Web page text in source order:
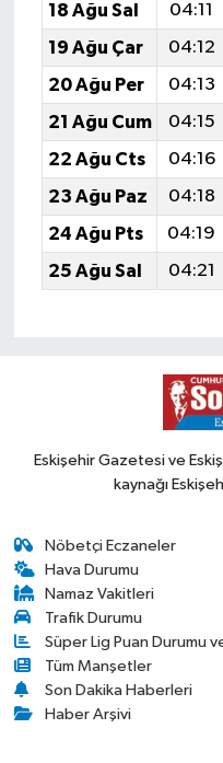
18 Ağu Sal
04:11
19 Ağu Çar
04:12
20 Ağu Per
04:13
21 Ağu Cum
04:15
22 Ağu Cts
04:16
23 Ağu Paz
04:18
24 Ağu Pts
04:19
25 Ağu Sal
04:21
Eskişehir Gazetesi ve
kaynağı
Nöbetçi Eczaneler
Hava Durumu
Namaz Vakitleri
Trafik Durumu
Süper Lig Puan Durumu
Tüm Manşetler
Son Dakika Haberleri
Haber Arşivi